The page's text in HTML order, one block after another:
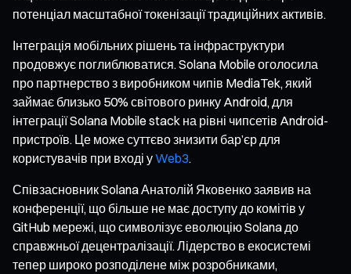
потенціал масштабної токенізації традиційних активів.
Інтеграція мобільних рішень та інфраструктури
продовжує поглиблюватися. Solana Mobile оголосила
про партнерство з виробником чипів MediaTek, який
займає близько 50% світового ринку Android, для
інтеграції Solana Mobile stack на рівні чипсетів Android-
пристроїв. Це може суттєво знизити бар’єр для
користувачів при вході уWeb3.
Співзасновник Solana Анатолій Яковенко заявив на
конференції, що більше не має доступу до комітів у
GitHub мережі, що символізує еволюцію Solana до
справжньої децентралізації. Лідерство в екосистемі
тепер широко розподілене між розробниками,